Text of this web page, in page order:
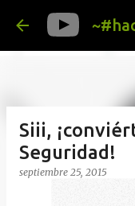
Ir al
Siii,
Seguridad!
septiembre 25, 2015